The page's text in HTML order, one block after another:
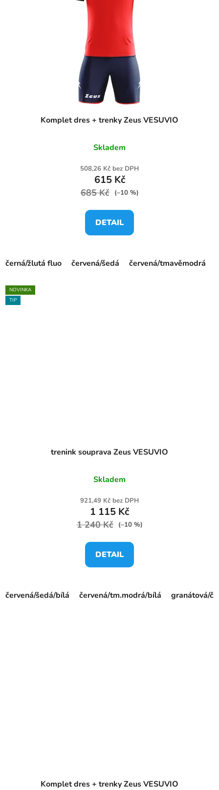
Komplet dres + trenky Zeus VESUVIO
Skladem
508,26 Kč bez DPH
615 Kč
685 Kč (–10 %)
DETAIL
černá/žlutá fluo červená/šedá červená/tmavěmodrá
NOVINKA
TIP
trenink souprava Zeus VESUVIO
Skladem
921,49 Kč bez DPH
1 115 Kč
1 240 Kč (–10 %)
DETAIL
červená/šedá/bílá červená/tm.modrá/bílá granátová/
Komplet dres + trenky Zeus VESUVIO